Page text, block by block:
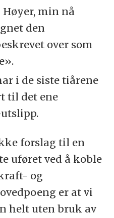
Høyer, min nå
den
over som
i de siste tiårene
til det ene
forslag til en
uføret ved å koble
og
er at vi
helt uten bruk av